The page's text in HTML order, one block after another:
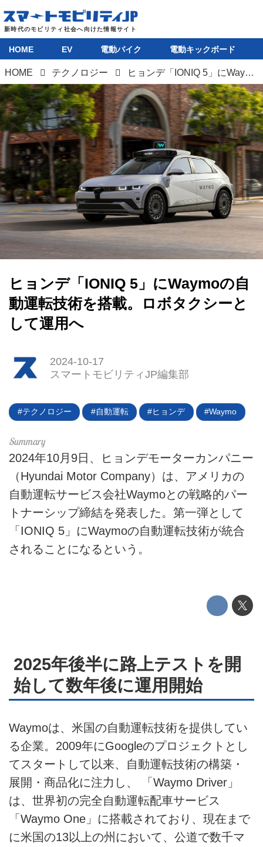
HOME
電動バイク
ライフスタイル
このメディアについて
運営会社
利用規約
プライバシーポリシー
HOME EV 電動バイク 電動キックボード
HOME テクノロジー ヒョンデ「IONIQ 5」にWaymoの自動運転技術を搭載。ロボタクシーとして運用へ
ヒョンデ「IONIQ 5」にWaymoの自
動運転技術を搭載。ロボタクシーと
して運用へ
2024-10-17
スマートモビリティJP編集部
テクノロジー 自動運転 ヒョンデ Waymo
2024年10月9日、ヒョンデモーターカンパニー
（Hyundai Motor Company）は、アメリカの
自動運転サービス会社Waymoとの戦略的パー
トナーシップ締結を発表した。第一弾として
「IONIQ 5」にWaymoの自動運転技術が統合
されることになるという。
2025年後半に路上テストを開
始して数年後に運用開始
Waymoは、米国の自動運転技術を提供してい
る企業。2009年にGoogleのプロジェクトとし
てスタートして以来、自動運転技術の構築・
展開・商品化に注力し、 「Waymo Driver」
は、世界初の完全自動運転配車サービス
「Waymo One」に搭載されており、現在まで
に米国の13以上の州において、公道で数千マ